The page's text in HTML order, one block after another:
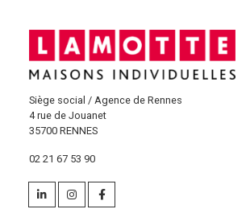
Siège social / Agence de Rennes
4 rue de Jouanet
35700 RENNES
02 21 67 53 90